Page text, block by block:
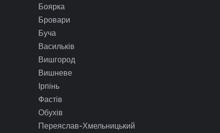
Боярка
Бровари
Буча
Васильків
Вишгород
Вишневе
Ірпінь
Фастів
Обухів
Переяслав-Хмельницький